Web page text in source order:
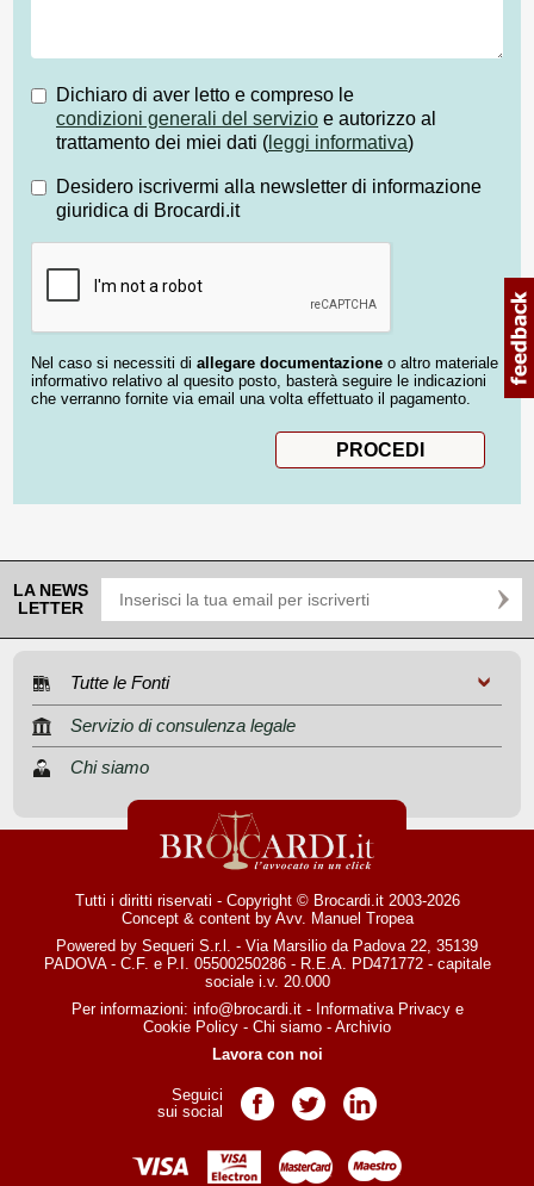
Dichiaro di aver letto e compreso le
condizioni generali del servizio e autorizzo al
trattamento dei miei dati ( leggi informativa)
Desidero iscrivermi alla newsletter di informazione
giuridica di Brocardi.it
Nel caso si necessiti di allegare documentazione o altro materiale
informativo relativo al quesito posto, basterà seguire le indicazioni
che verranno fornite via email una volta effettuato il pagamento.
LA NEWS
LETTER
Tutte le Fonti
Servizio di consulenza legale
Chi siamo
Tutti i diritti riservati - Copyright © Brocardi.it 2003-2026
Concept & content by Avv. Manuel Tropea
Powered by Sequeri S.r.l. - Via Marsilio da Padova 22, 35139
PADOVA - C.F. e P.I. 05500250286 - R.E.A. PD471772 - capitale
sociale i.v. 20.000
Per informazioni: info@brocardi.it- Informativa Privacye
Cookie Policy - Chi siamo - Archivio
Lavora con noi
Seguici
sui social
Pagina Facebook
Pagina TwitterPagina LinkedIn